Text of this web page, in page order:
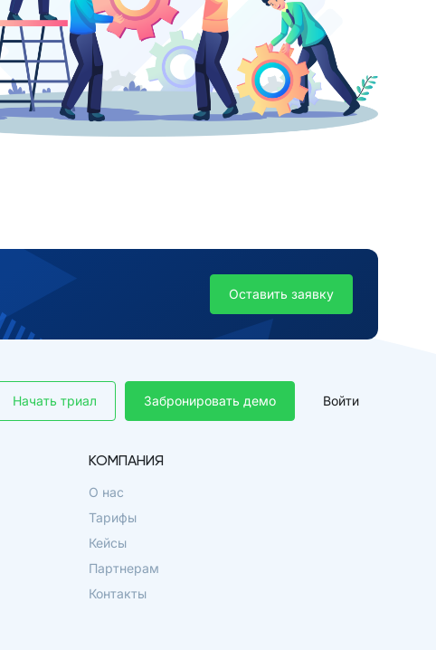
Оставить заявку
Забронировать демо
Начать триал Войти
КОМПАНИЯ
О нас
Тарифы
Кейсы
Партнерам
Контакты